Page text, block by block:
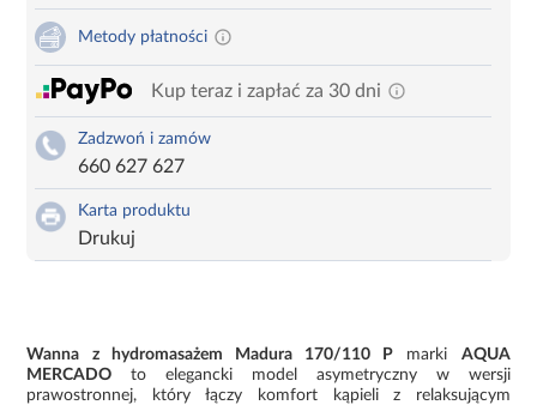
Metody płatności
Kup teraz i zapłać za 30 dni
Zadzwoń i zamów
660 627 627
Karta produktu
Drukuj
Wanna z hydromasażem Madura 170/110 P marki AQUA
MERCADO to elegancki model asymetryczny w wersji
prawostronnej, który łączy komfort kąpieli z relaksującym